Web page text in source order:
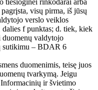
tiesioginei rinkodarai arba
visų pirma, iš jūsų
verslo veiklos
f punktas; d. tiek, kiek
duomenų valdytojo
sutikimu – BDAR 6
duomenimis, teisę juos
tvarkymą. Jeigu
ir švietimo